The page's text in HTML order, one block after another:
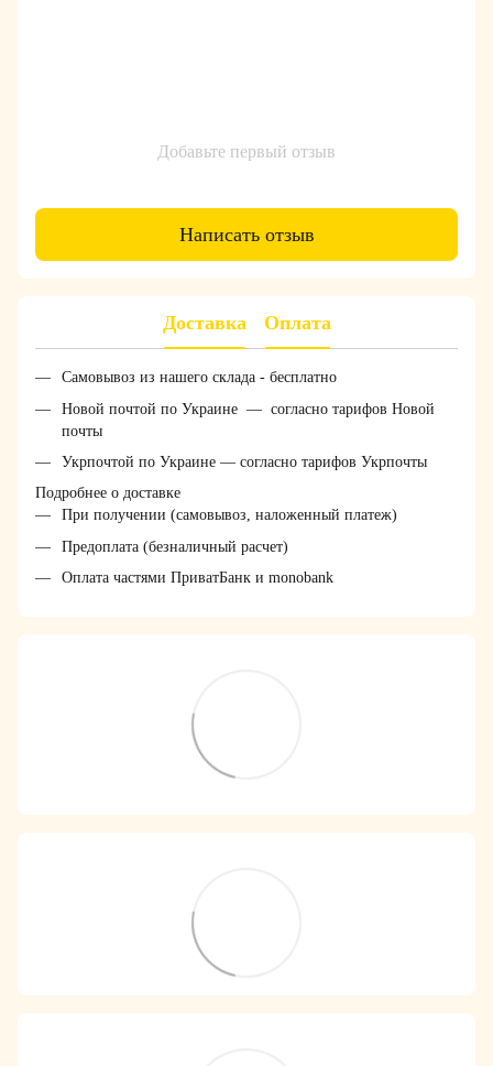
Добавьте первый отзыв
Написать отзыв
Доставка Оплата
Самовывоз из нашего склада - бесплатно
Новой почтой по Украине — согласно тарифов Новой
почты
Укрпочтой по Украине — согласно тарифов Укрпочты
Подробнее о доставке
При получении (самовывоз, наложенный платеж)
Предоплата (безналичный расчет)
Оплата частями ПриватБанк и monobank